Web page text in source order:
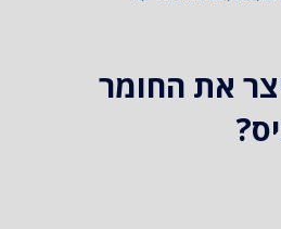
את החומר